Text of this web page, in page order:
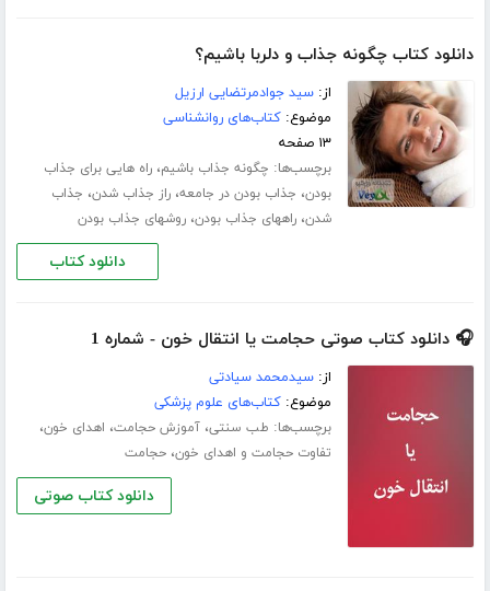
دانلود کتاب چگونه جذاب و دلربا باشیم؟
از:سید جوادمرتضایی ارزیل
موضوع:کتاب‌های روانشناسی
۱۳ صفحه
برچسب‌ها: چگونه جذاب باشیم،راه هایی برای جذاب
بودن، جذاب بودن در جامعه،راز جذاب شدن، جذاب
شدن،راههای جذاب بودن،روشهای جذاب بودن
دانلود کتاب
🎧 دانلود کتاب صوتی حجامت یا انتقال خون - شماره 1
از:سیدمحمد سیادتی
موضوع:کتاب‌های علوم پزشکی
برچسب‌ها: طب سنتی،آموزش حجامت، اهدای خون،
تفاوت حجامت و اهدای خون،حجامت
دانلود کتاب صوتی